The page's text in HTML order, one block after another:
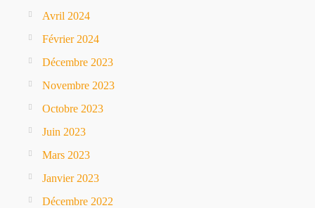
Avril 2024
Février 2024
Décembre 2023
Novembre 2023
Octobre 2023
Juin 2023
Mars 2023
Janvier 2023
Décembre 2022